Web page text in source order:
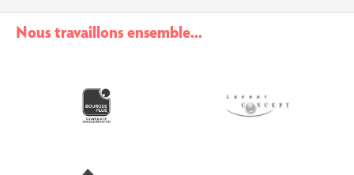
Nous travaillons ensemble...